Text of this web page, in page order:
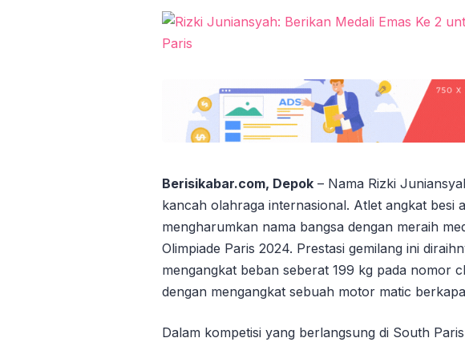
Berisikabar.com, Depok – Nama Rizki
kancah olahraga internasional. Atlet angkat besi
mengharumkan nama bangsa dengan meraih
Olimpiade Paris 2024. Prestasi gemilang ini
mengangkat beban seberat 199 kg pada nomor
dengan mengangkat sebuah motor matic
Dalam kompetisi yang berlangsung di South